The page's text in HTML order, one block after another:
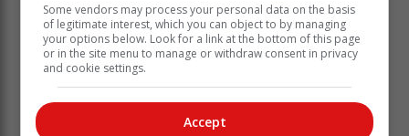
In ‘n eenpunt-toernooi waaraan al die spellers
deelgeneem het en vir groot prêt gesorg het, het
Maaike Ferreira van Great-tennisklub vir Rida Bester
(Wesbank) in die eindstryd geklop en met prysgeld van
R1 000 weggestap.
Some vendors may process your personal data on the basis
of legitimate interest, which you can object to by managing
your options below. Look for a link at the bottom of this page
or in the site menu to manage or withdraw consent in privacy
and cookie settings.
Accept